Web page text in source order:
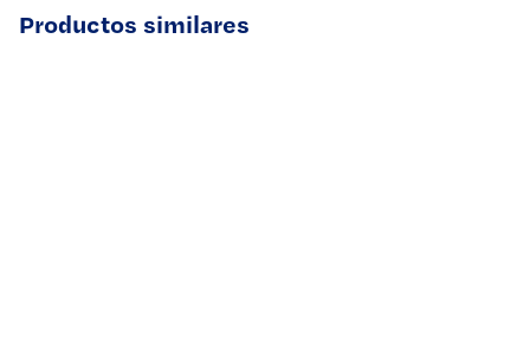
Productos similares